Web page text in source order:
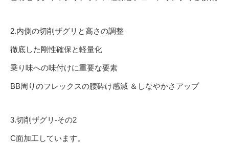
2.内側の切削ザグリと高さの調整
徹底した剛性確保と軽量化
乗り味への味付けに重要な要素
BB周りのフレックスの腰砕け感減 ＆しなやかさアップ
3.切削ザグリ-その2
C面加工しています。